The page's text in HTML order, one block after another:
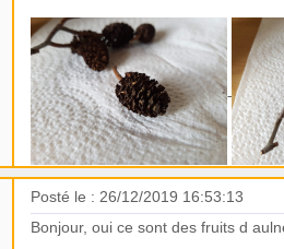
Posté le : 26/12/2019 16:53:13
Bonjour, oui ce sont des fruits d